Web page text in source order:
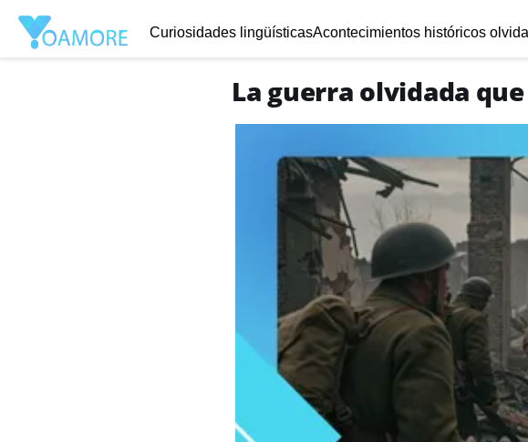
Curiosidades lingüísticasAcontecimientos históricos
La guerra olvidada